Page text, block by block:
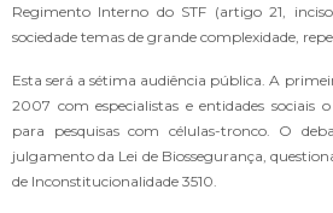
Regimento Interno do STF (artigo 21,
sociedade temas de grande complexidade,
Esta será a sétima audiência pública. A
2007 com especialistas e entidades sociais
para pesquisas com células-tronco. O
julgamento da Lei de Biossegurança,
de Inconstitucionalidade 3510.